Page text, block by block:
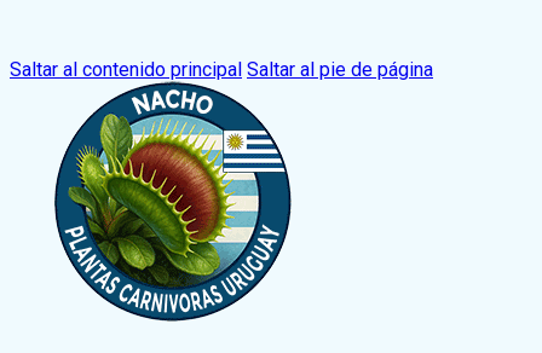
Saltar al contenido principal Saltar al pie de página